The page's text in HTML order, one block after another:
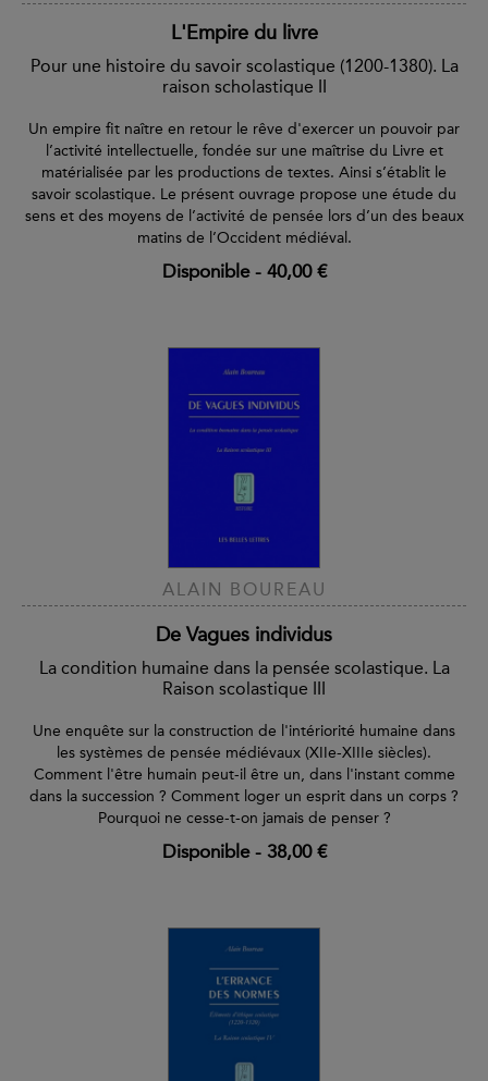
L'Empire du livre
Pour une histoire du savoir scolastique (1200-1380). La
raison scholastique II
Un empire fit naître en retour le rêve d'exercer un pouvoir par
l’activité intellectuelle, fondée sur une maîtrise du Livre et
matérialisée par les productions de textes. Ainsi s’établit le
savoir scolastique. Le présent ouvrage propose une étude du
sens et des moyens de l’activité de pensée lors d’un des beaux
matins de l’Occident médiéval.
Disponible- 40,00 €
ALAIN BOUREAU
De Vagues individus
La condition humaine dans la pensée scolastique. La
Raison scolastique III
Une enquête sur la construction de l'intériorité humaine dans
les systèmes de pensée médiévaux (XIIe-XIIIe siècles).
Comment l'être humain peut-il être un, dans l'instant comme
dans la succession ? Comment loger un esprit dans un corps ?
Pourquoi ne cesse-t-on jamais de penser ?
Disponible- 38,00 €